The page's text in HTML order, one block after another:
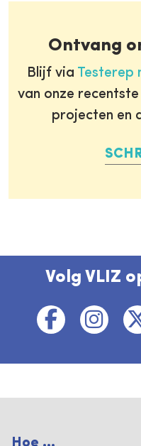
Ontvang
Blijf via Testerep
van onze
projecten en
Volg VLIZ
Hoe ...